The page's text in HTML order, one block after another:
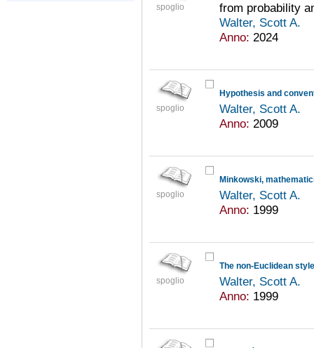
spoglio
from probability
Walter, Scott A.
Anno: 2024
spoglio
Walter, Scott A.
Anno: 2009
spoglio
Walter, Scott A.
Anno: 1999
spoglio
The non-Euclidean
Walter, Scott A.
Anno: 1999